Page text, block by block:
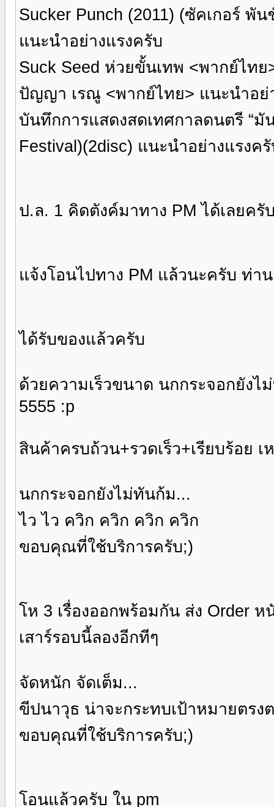
Sucker Punch (2011) (ซัคเกอร์ พั
แนะนำอย่างแรงครับ
Suck Seed ห่วยขั้นเทพ <พากย์ไท
ปัญญา เรณู <พากย์ไทย> แนะนำอย่
บันทึกการแสดงสดเทศกาลดนตรี “มั
Festival)(2disc) แนะนำอย่างแรงค
ป.ล. 1 คิดตังค์มาทาง PM ได้เลยครั
แจ้งโอนไปทาง PM แล้วนะครับ ท่า
ได้รับของแล้วครับ
ด้วยความเร็วขนาด นกกระจอกยังไ
5555 :p
สินค้าครบถ้วน+รวดเร็ว+เรียบร้อย
นกกระจอกยังไม่ทันก้ม...
ไว ไว ควิก ควิก ควิก ควิก
ขอบคุณที่ใช้บริการครับ;)
โห 3 เรื่องออกพร้อมกัน ส่ง Order
เสาร์รอบนี้ลองอีกทีๆ
จัดหนัก จัดเต็ม...
ขีปนาวุธ น่าจะกระทบเป้าหมายตรง
ขอบคุณที่ใช้บริการครับ;)
โอนแล้วครับ ใน pm